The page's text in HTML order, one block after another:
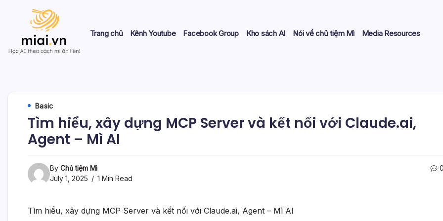
Trang chủ Kênh Youtube Facebook Group Kho sách AI Nói về chủ tiệm Mì Media Resources
Basic
Tìm hiểu, xây dựng MCP Server và kết nối với Claude.ai,
Agent – Mì AI
By Chủ tiệm Mì
July 1, 2025
1 Min Read
0
Tìm hiểu, xây dựng MCP Server và kết nối với Claude.ai, Agent – Mì AI